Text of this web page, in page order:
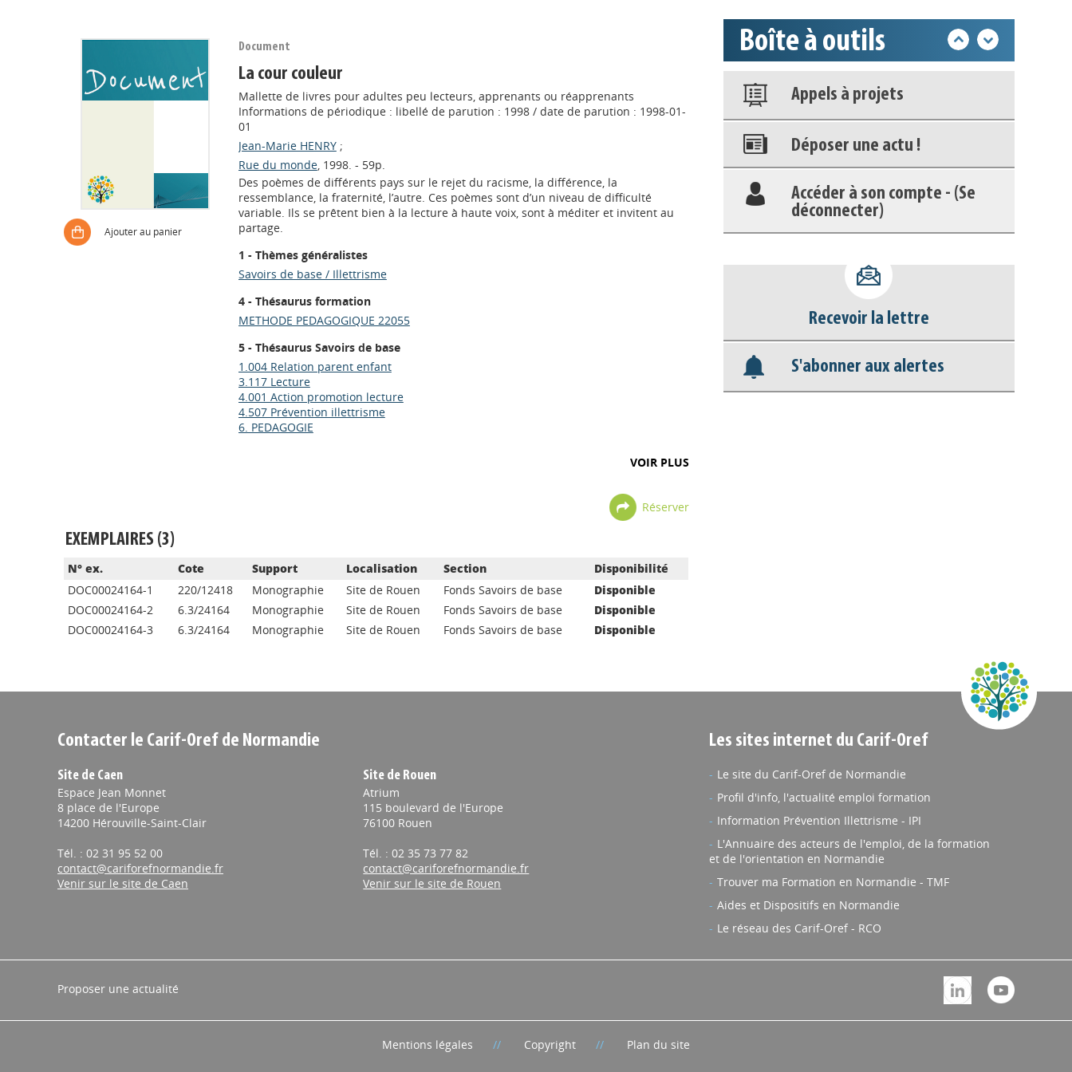
Ajouter au panier
Document
La cour couleur
Mallette de livres pour adultes peu lecteurs, apprenants ou réapprenants
Informations de périodique : libellé de parution : 1998 / date de parution : 1998-01-
01
Jean-Marie HENRY;
Rue du monde, 1998. - 59p.
Des poèmes de différents pays sur le rejet du racisme, la différence, la
ressemblance, la fraternité, l’autre. Ces poèmes sont d’un niveau de difficulté
variable. Ils se prêtent bien à la lecture à haute voix, sont à méditer et invitent au
partage.
1 - Thèmes généralistes
Savoirs de base / Illettrisme
4 - Thésaurus formation
METHODE PEDAGOGIQUE 22055
5 - Thésaurus Savoirs de base
1.004 Relation parent enfant
3.117 Lecture
4.001 Action promotion lecture
4.507 Prévention illettrisme
6. PEDAGOGIE
VOIR PLUS
Réserver
EXEMPLAIRES (3)
N° ex. Cote Support Localisation Section
Disponibilité
DOC00024164-1
220/12418 Monographie Site de Rouen Fonds Savoirs de base
Disponible
DOC00024164-2
6.3/24164 Monographie Site de Rouen Fonds Savoirs de base
Disponible
DOC00024164-3
6.3/24164 Monographie Site de Rouen Fonds Savoirs de base Disponible
Boîte à outils
Nos veilles Scoop.it
Appels à projets
Déposer une actu !
Accéder à son compte - (Se
déconnecter)
Nos veilles Scoop.it
Appels à projets
Recevoir la lettre
S'abonner aux alertes
Contacter le Carif-Oref de Normandie
Site de Caen
Espace Jean Monnet
8 place de l'Europe
14200 Hérouville-Saint-Clair
Tél. : 02 31 95 52 00
contact@cariforefnormandie.fr
Venir sur le site de Caen
Site de Rouen
Atrium
115 boulevard de l'Europe
76100 Rouen
Tél. : 02 35 73 77 82
contact@cariforefnormandie.fr
Venir sur le site de Rouen
Les sites internet du Carif-Oref
Le site du Carif-Oref de Normandie
Profil d'info, l'actualité emploi formation
Information Prévention Illettrisme - IPI
L'Annuaire des acteurs de l'emploi, de la formation
et de l'orientation en Normandie
Trouver ma Formation en Normandie - TMF
Aides et Dispositifs en Normandie
Le réseau des Carif-Oref - RCO
Proposer une actualité
Mentions légales Copyright Plan du site